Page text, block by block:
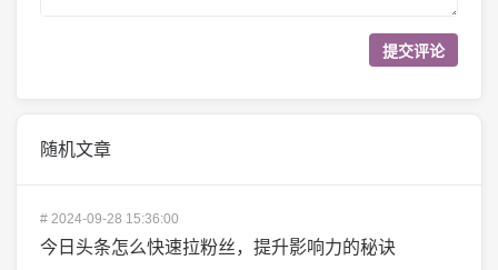
随机文章
# 2024-09-28 15:36:00
今日头条怎么快速拉粉丝，提升影响力的秘诀